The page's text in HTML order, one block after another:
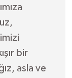
bir
asla ve